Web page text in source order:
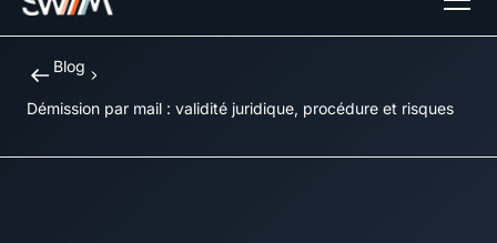
Blog
Démission par mail : validité juridique, procédure et risques